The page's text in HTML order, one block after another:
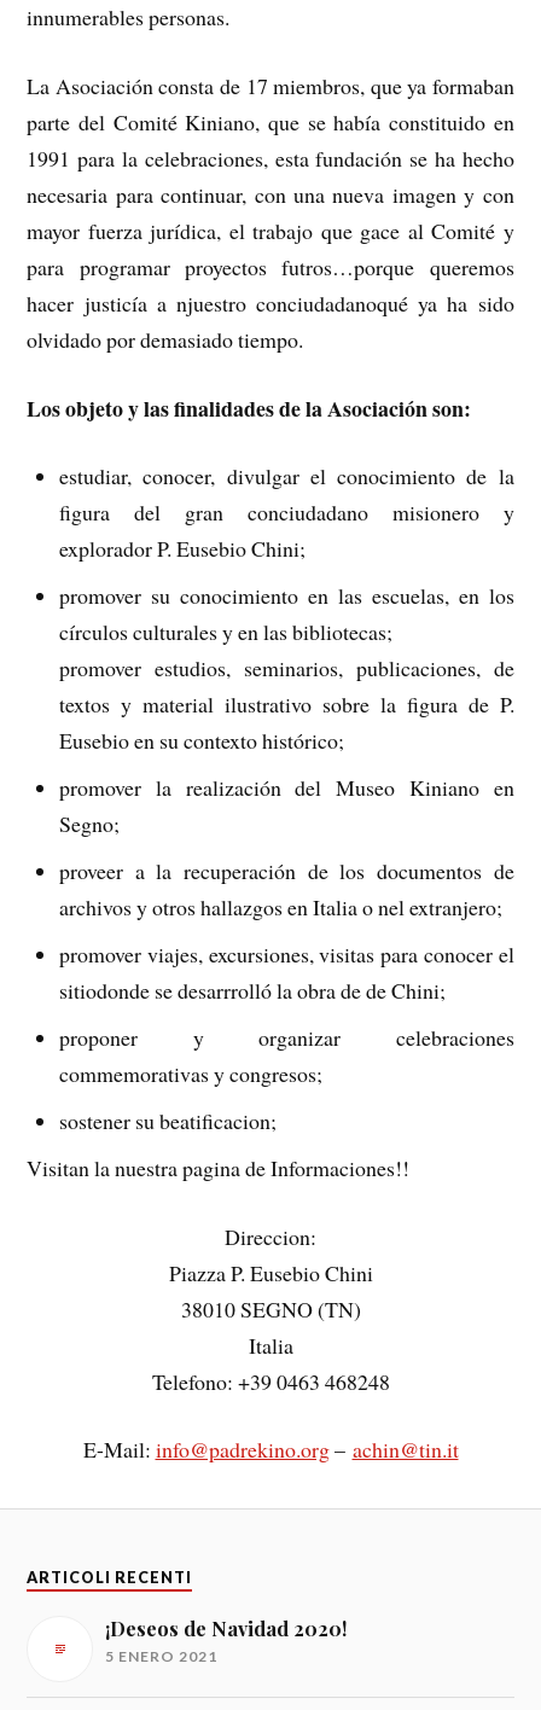
innumerables personas.
La Asociación consta de 17 miembros, que ya formaban
parte del Comité Kiniano, que se había constituido en
1991 para la celebraciones, esta fundación se ha hecho
necesaria para continuar, con una nueva imagen y con
mayor fuerza jurídica, el trabajo que gace al Comité y
para programar proyectos futros…porque queremos
hacer justicía a njuestro conciudadanoqué ya ha sido
olvidado por demasiado tiempo.
Los objeto y las finalidades de la Asociación son:
estudiar, conocer, divulgar el conocimiento de la
figura del gran conciudadano misionero y
explorador P. Eusebio Chini;
promover su conocimiento en las escuelas, en los
círculos culturales y en las bibliotecas;
promover estudios, seminarios, publicaciones, de
textos y material ilustrativo sobre la figura de P.
Eusebio en su contexto histórico;
promover la realización del Museo Kiniano en
Segno;
proveer a la recuperación de los documentos de
archivos y otros hallazgos en Italia o nel extranjero;
promover viajes, excursiones, visitas para conocer el
sitiodonde se desarrrolló la obra de de Chini;
proponer y organizar celebraciones
commemorativas y congresos;
sostener su beatificacion;
Visitan la nuestra pagina de Informaciones!!
Direccion:
Piazza P. Eusebio Chini
38010 SEGNO (TN)
Italia
Telefono: +39 0463 468248
E-Mail: info@padrekino.org– achin@tin.it
ARTICOLI RECENTI
¡Deseos de Navidad 2020!
5 ENERO 2021